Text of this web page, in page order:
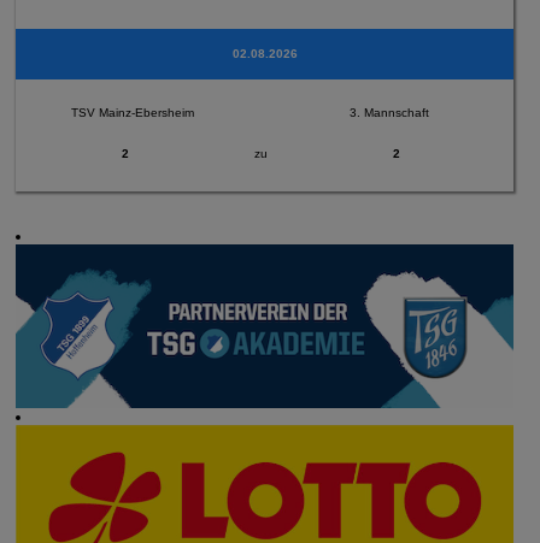
02.08.2026
TSV Mainz-Ebersheim 3. Mannschaft
2 zu 2